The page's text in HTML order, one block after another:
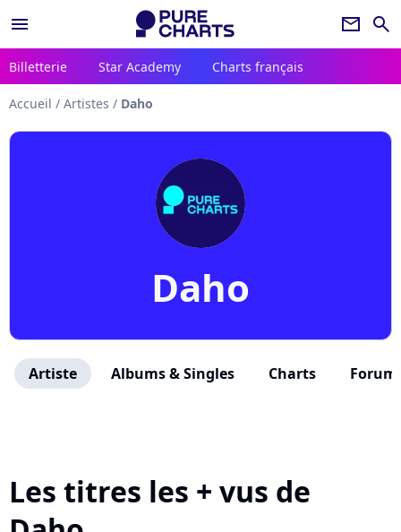
menu newsletter search
Billetterie Star Academy Charts français
Accueil / Artistes / Daho
Daho
Artiste Albums & Singles Charts
Les titres les + vus de